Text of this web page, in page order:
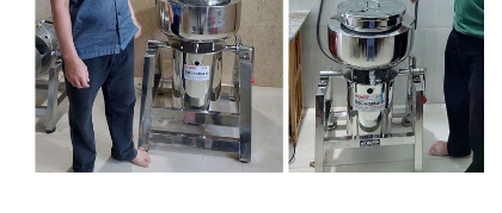
ổn mọi người nên dùng nhé.
Feedback –2 minutes ago
Tôi mua và dùng cách đây 1 tháng, thực sự
rất đáng đồng tiền bát gạo, máy xay nhanh,
đều, mịn. Giá lại hợp lý
Nguyễn Khánh Huyền